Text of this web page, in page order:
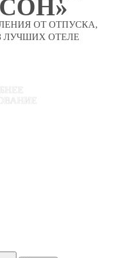
ОТ ОТПУСКА,
ЛУЧШИХ ОТЕЛЕ